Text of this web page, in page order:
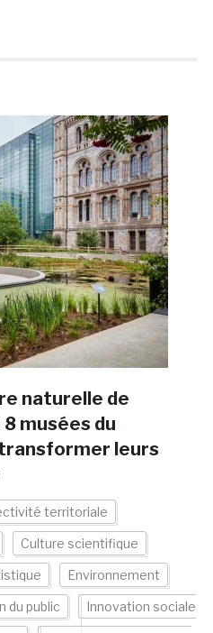
naturelle de
8 musées du
transformer leurs
territoriale
Culture scientifique
Environnement
du public Innovation sociale